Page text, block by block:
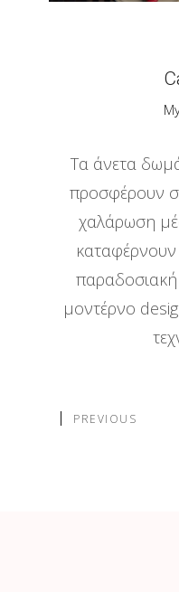
Τα άνετα
προσφέρουν
χαλάρωση
παραδοσιακή
μοντέρνο
PREVIOUS